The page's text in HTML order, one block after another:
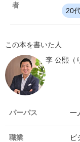
者
20
この本を書いた人
李 公熙（
パーパス 一
職業 ビ